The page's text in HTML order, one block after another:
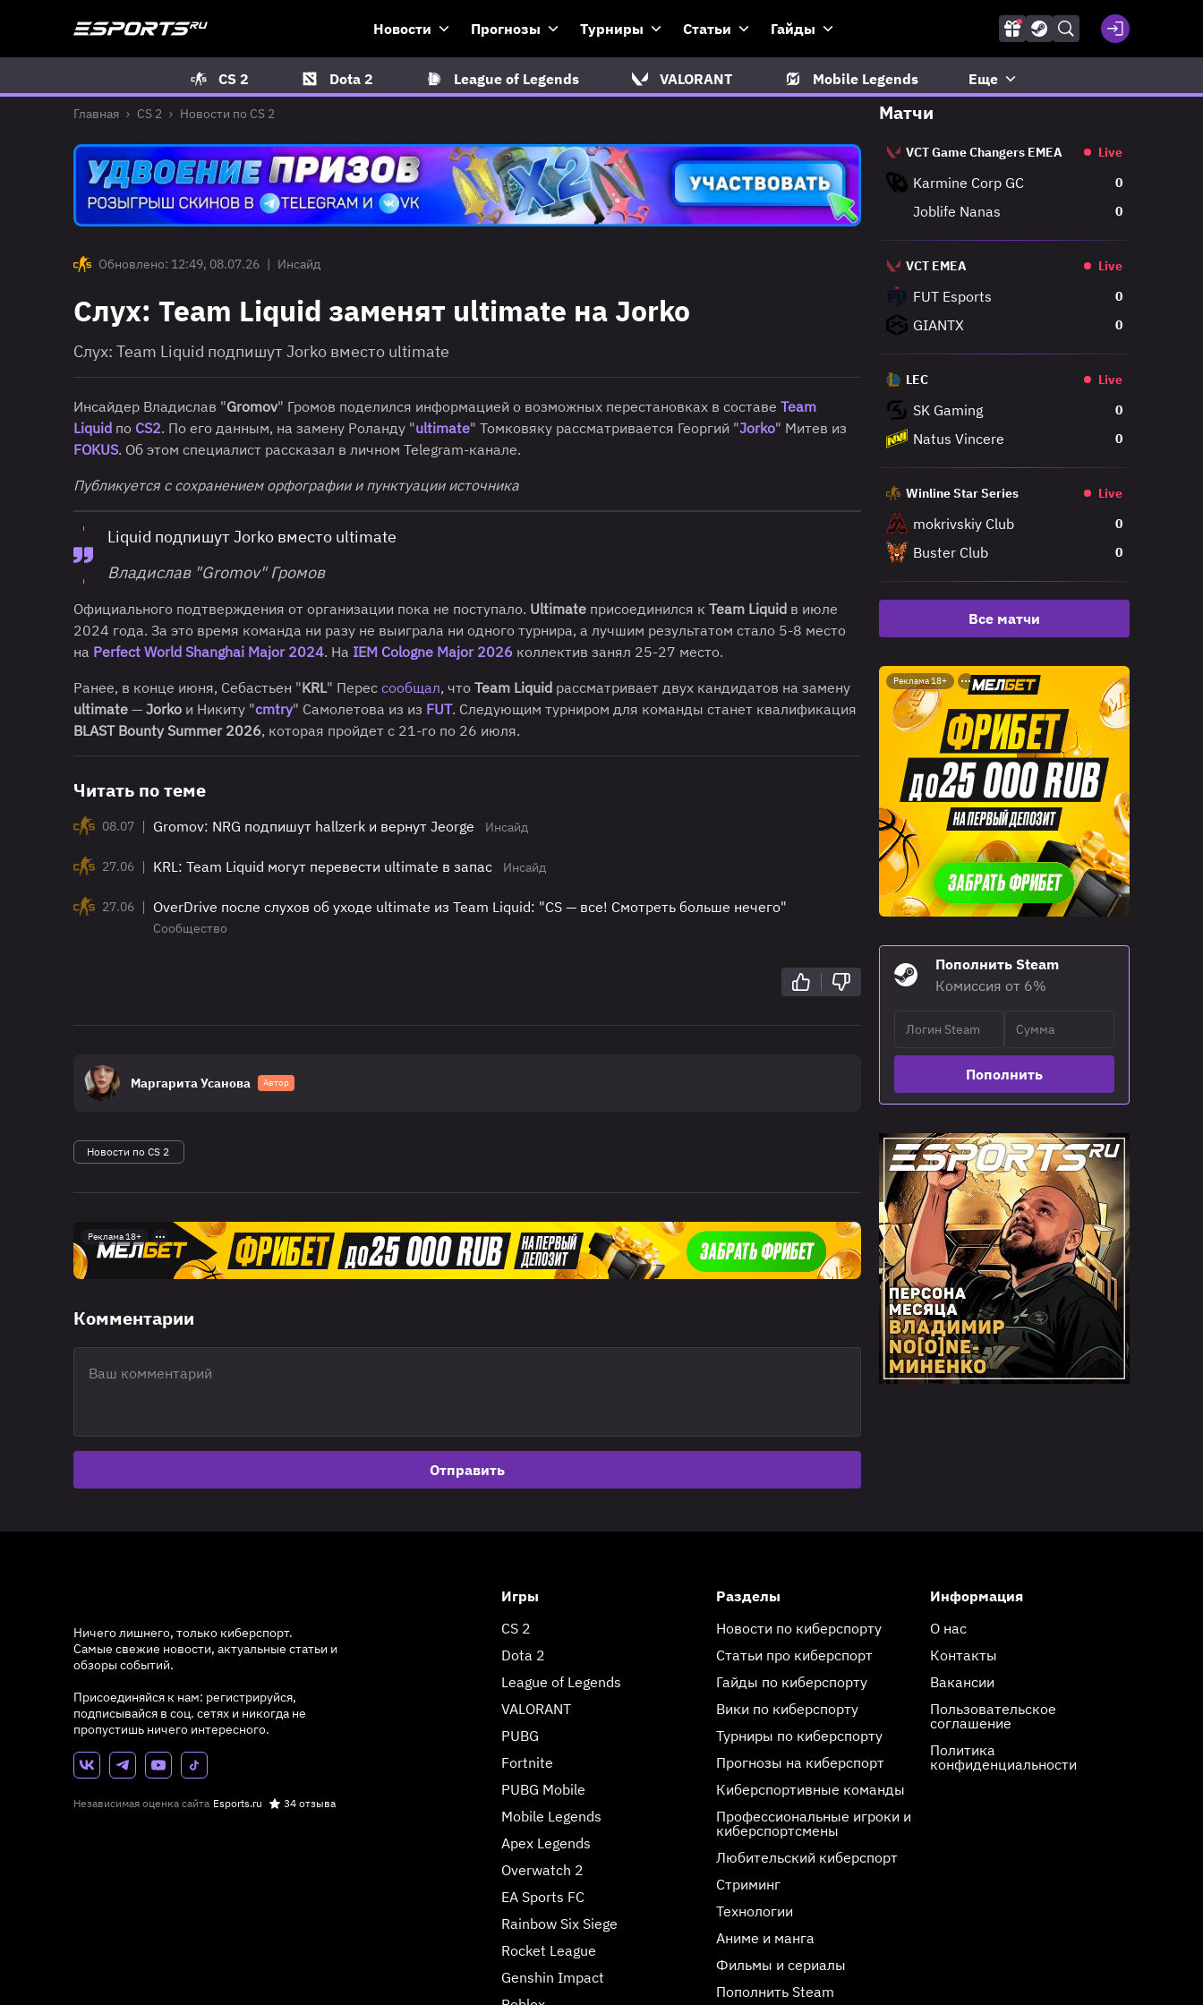
Новости Прогнозы Турниры Статьи Гайды
CS 2 Dota 2 League of Legends VALORANT Mobile Legends Еще
Главная CS 2 Новости по CS 2
Обновлено: 12:49, 08.07.26 | Инсайд
Слух: Team Liquid заменят ultimate на Jorko
Слух: Team Liquid подпишут Jorko вместо ultimate
Инсайдер Владислав "Gromov" Громов поделился информацией о возможных перестановках в составе Team
Liquid по CS2. По его данным, на замену Роланду "ultimate" Томковяку рассматривается Георгий "Jorko" Митев из
FOKUS. Об этом специалист рассказал в личном Telegram-канале.
Публикуется с сохранением орфографии и пунктуации источника
Liquid подпишут Jorko вместо ultimate
Владислав "Gromov" Громов
Официального подтверждения от организации пока не поступало. Ultimate присоединился к Team Liquid в июле
2024 года. За это время команда ни разу не выиграла ни одного турнира, а лучшим результатом стало 5-8 место
на Perfect World Shanghai Major 2024. На IEM Cologne Major 2026 коллектив занял 25-27 место.
Ранее, в конце июня, Себастьен "KRL" Перес сообщал, что Team Liquid рассматривает двух кандидатов на замену
ultimate — Jorko и Никиту "cmtry" Самолетова из из FUT. Следующим турниром для команды станет квалификация
BLAST Bounty Summer 2026, которая пройдет с 21-го по 26 июля.
Читать по теме
08.07 | Gromov: NRG подпишут hallzerk и вернут Jeorge Инсайд
27.06 | KRL: Team Liquid могут перевести ultimate в запас Инсайд
27.06 | OverDrive после слухов об уходе ultimate из Team Liquid: "CS — все! Смотреть больше нечего"
Сообщество
Маргарита Усанова Автор
Новости по CS 2
Реклама 18+
Комментарии
Отправить
Матчи
VCT Game Changers EMEA Live
Karmine Corp GC 0
Joblife Nanas 0
VCT EMEA Live
FUT Esports 0
GIANTX 0
LEC Live
SK Gaming 0
Natus Vincere 0
Winline Star Series Live
mokrivskiy Club 0
Buster Club 0
Все матчи
Реклама 18+
Пополнить Steam
Комиссия от 6%
Пополнить
Ничего лишнего, только киберспорт.
Самые свежие новости, актуальные статьи и
обзоры событий.
Присоединяйся к нам: регистрируйся,
подписывайся в соц. сетях и никогда не
пропустишь ничего интересного.
Независимая оценка сайта Esports.ru 34 отзыва
Игры
CS 2
Dota 2
League of Legends
VALORANT
PUBG
Fortnite
PUBG Mobile
Mobile Legends
Apex Legends
Overwatch 2
EA Sports FC
Rainbow Six Siege
Rocket League
Genshin Impact
Разделы
Новости по киберспорту
Статьи про киберспорт
Гайды по киберспорту
Вики по киберспорту
Турниры по киберспорту
Прогнозы на киберспорт
Киберспортивные команды
Профессиональные игроки и
киберспортсмены
Любительский киберспорт
Стриминг
Технологии
Аниме и манга
Фильмы и сериалы
Пополнить Steam
Информация
О нас
Контакты
Вакансии
Пользовательское
соглашение
Политика
конфиденциальности